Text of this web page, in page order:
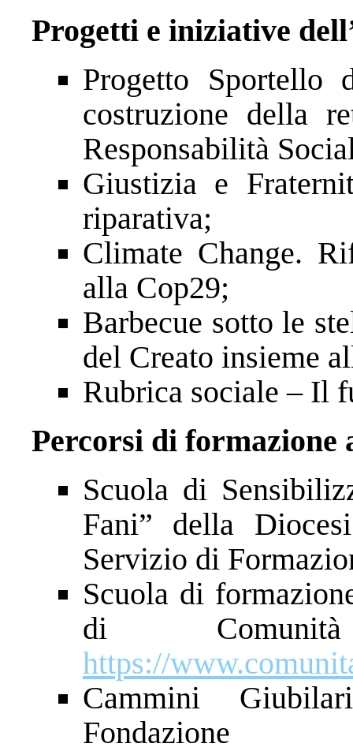
Progetti e iniziative
Progetto Sportello
costruzione della
Responsabilità
Giustizia e
riparativa;
Climate Change.
alla Cop29;
Barbecue sotto le
del Creato insieme
Rubrica sociale – Il
Percorsi di formazione
Scuola di
Fani” della
Servizio di
Scuola di
di
https://
Cammini